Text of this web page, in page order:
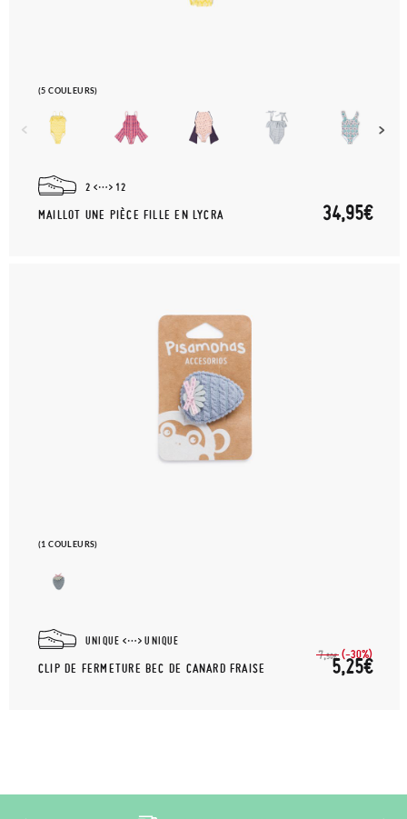
(5 COULEURS)
2 12
MAILLOT UNE PIÈCE FILLE EN LYCRA 34,95€
(1 COULEURS)
UNIQUE UNIQUE
CLIP DE FERMETURE BEC DE CANARD FRAISE
7,50€ (-30%)
5,25€